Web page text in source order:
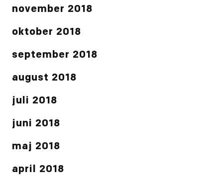
november 2018
oktober 2018
september 2018
august 2018
juli 2018
juni 2018
maj 2018
april 2018